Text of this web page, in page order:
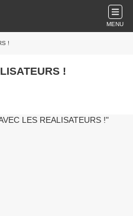
MENU
!
!